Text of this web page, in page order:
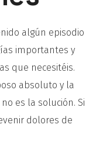
algún episodio
importantes y
que necesitéis.
absoluto y la
es la solución. Si
dolores de